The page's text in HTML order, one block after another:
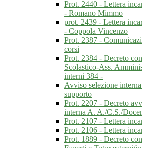
Prot. 2440 - Lettera
- Romano Mimmo
prot. 2439 - Lettera
- Coppola Vincenzo
Prot. 2387 -
corsi
Prot. 2384 - Decreto
Scolastico-Ass.
interni 384 -
Avviso selezione
supporto
Prot. 2207 - Decreto
interna A. A./C.S./
Prot. 2107 - Lettera
Prot. 2106 - Lettera
Prot. 1889 - Decreto